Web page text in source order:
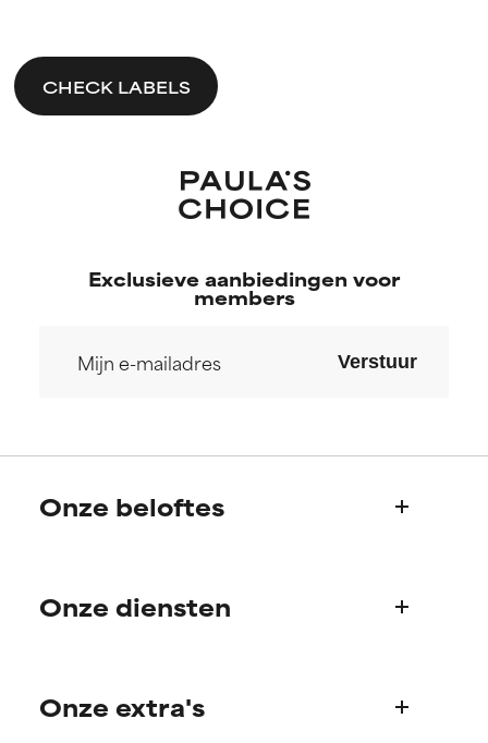
CHECK LABELS
Exclusieve aanbiedingen voor
members
Verstuur
Onze beloftes
Paula's verhaal
Onze diensten
Vragen over producten
Onze extra's